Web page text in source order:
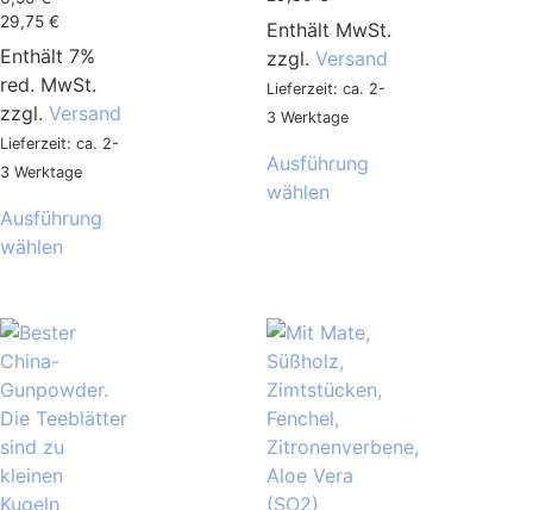
29,75 €
Enthält 7%
red. MwSt.
zzgl. Versand
Lieferzeit: ca. 2-
3 Werktage
Ausführung
wählen
Enthält MwSt.
zzgl. Versand
Lieferzeit: ca. 2-
3 Werktage
Ausführung
wählen